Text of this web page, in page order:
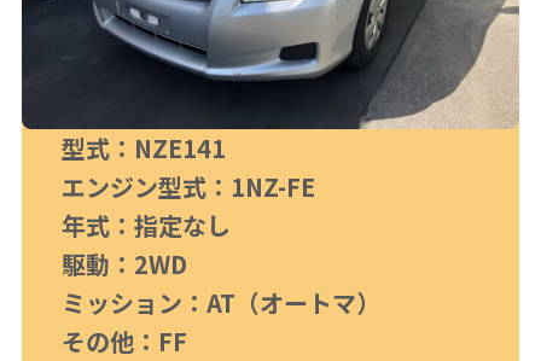
型式：NZE141
エンジン型式：1NZ-FE
年式：指定なし
駆動：2WD
ミッション：AT（オートマ）
その他：FF